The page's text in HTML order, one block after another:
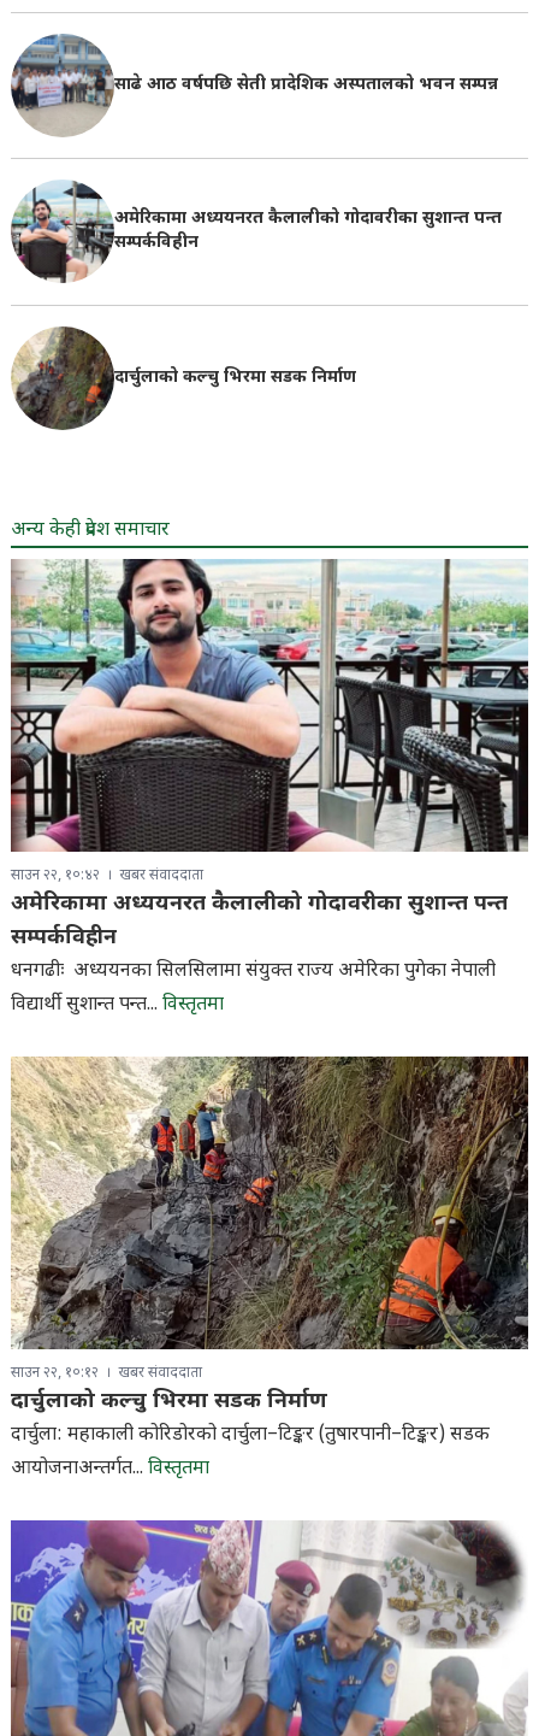
साढे आठ वर्षपछि सेती प्रादेशिक अस्पतालको भवन सम्पन्न
अमेरिकामा अध्ययनरत कैलालीको गोदावरीका सुशान्त पन्त
सम्पर्कविहीन
दार्चुलाको कल्चु भिरमा सडक निर्माण
अन्य केही प्रदेश समाचार
साउन २२, १०:४२ खबर संवाददाता
अमेरिकामा अध्ययनरत कैलालीको गोदावरीका सुशान्त पन्त
सम्पर्कविहीन
धनगढीः अध्ययनका सिलसिलामा संयुक्त राज्य अमेरिका पुगेका नेपाली
विद्यार्थी सुशान्त पन्त... विस्तृतमा
साउन २२, १०:१२ खबर संवाददाता
दार्चुलाको कल्चु भिरमा सडक निर्माण
दार्चुला: महाकाली कोरिडोरको दार्चुला–टिङ्कर (तुषारपानी–टिङ्कर) सडक
आयोजनाअन्तर्गत... विस्तृतमा